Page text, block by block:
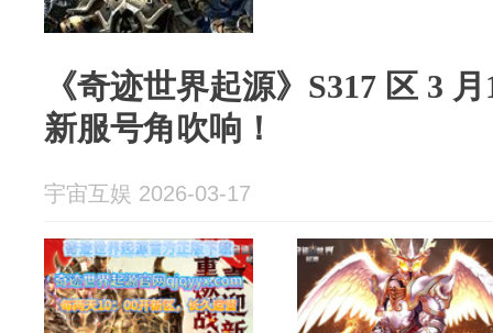
《奇迹世界起源》S317 区 3
新服号角吹响！
宇宙互娱 2026-03-17